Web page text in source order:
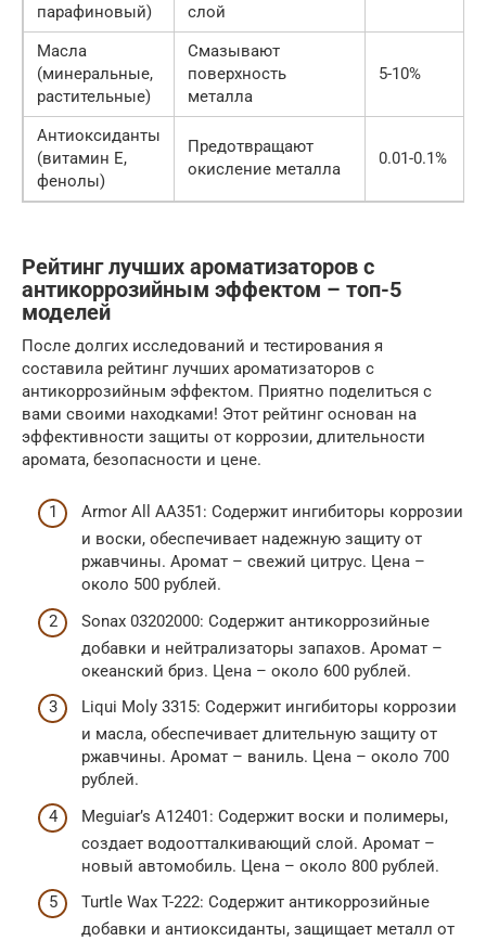
парафиновый)
слой
Масла
(минеральные,
растительные)
Смазывают
поверхность
металла
5-10%
Антиоксиданты
(витамин Е,
фенолы)
Предотвращают
окисление металла
0.01-0.1%
Рейтинг лучших ароматизаторов с
антикоррозийным эффектом – топ-5
моделей
После долгих исследований и тестирования я
составила рейтинг лучших ароматизаторов с
антикоррозийным эффектом. Приятно поделиться с
вами своими находками! Этот рейтинг основан на
эффективности защиты от коррозии, длительности
аромата, безопасности и цене.
Armor All AA351: Содержит ингибиторы коррозии
и воски, обеспечивает надежную защиту от
ржавчины. Аромат – свежий цитрус. Цена –
около 500 рублей.
Sonax 03202000: Содержит антикоррозийные
добавки и нейтрализаторы запахов. Аромат –
океанский бриз. Цена – около 600 рублей.
Liqui Moly 3315: Содержит ингибиторы коррозии
и масла, обеспечивает длительную защиту от
ржавчины. Аромат – ваниль. Цена – около 700
рублей.
Meguiar’s A12401: Содержит воски и полимеры,
создает водоотталкивающий слой. Аромат –
новый автомобиль. Цена – около 800 рублей.
Turtle Wax T-222: Содержит антикоррозийные
добавки и антиоксиданты, защищает металл от